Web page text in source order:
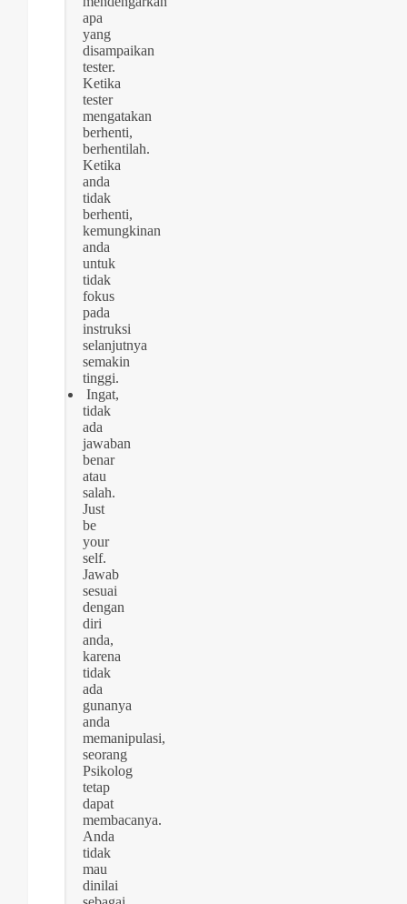
apa
yang
disampaikan
tester.
Ketika
tester
mengatakan
berhenti,
berhentilah.
Ketika
anda
tidak
berhenti,
kemungkinan
anda
untuk
tidak
fokus
pada
instruksi
selanjutnya
semakin
tinggi.
Ingat,
tidak
ada
jawaban
benar
atau
salah.
Just
be
your
self.
Jawab
sesuai
dengan
diri
anda,
karena
tidak
ada
gunanya
anda
memanipulasi,
seorang
Psikolog
tetap
dapat
membacanya.
Anda
tidak
mau
dinilai